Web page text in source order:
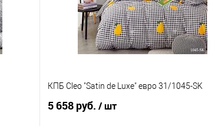
КПБ Cleo "Satin de Luxe" евро 31/1045-SK
5 658 руб. / шт